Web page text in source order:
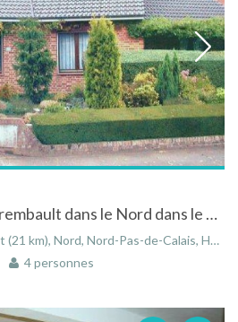
Gite à Camphin en Carembault dans le Nord dans le Nord-Pas-de-Calais
Nord-Pas-de-Calais, Hauts-de-France, France
4 personnes